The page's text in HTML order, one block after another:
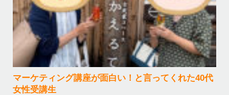
マーケティング講座が面白い！と言ってくれた40代
女性受講生